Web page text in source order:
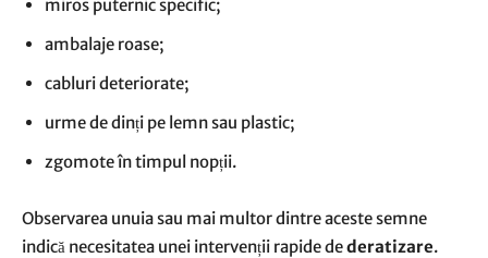
miros puternic specific;
ambalaje roase;
cabluri deteriorate;
urme de dinți pe lemn sau plastic;
zgomote în timpul nopții.
Observarea unuia sau mai multor dintre aceste semne
indică necesitatea unei intervenții rapide dederatizare.